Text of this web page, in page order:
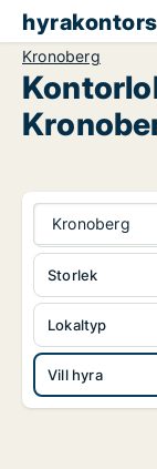
Kronoberg
Kronoberg
Lokaltyp
Vill hyra
Storlek